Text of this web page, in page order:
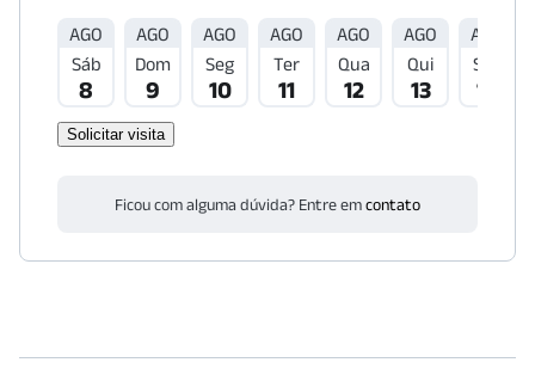
AGO
Sáb
8
AGO
Dom
9
AGO
Seg
10
AGO
Ter
11
AGO
Qua
12
AGO
Qui
13
AGO
Sex
14
Solicitar visita
Ficou com alguma dúvida? Entre emcontato